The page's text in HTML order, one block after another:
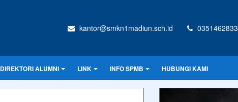
kantor@smkn1madiun.sch.id 0351462833
DIREKTORI ALUMNI LINK INFO SPMB HUBUNGI KAMI